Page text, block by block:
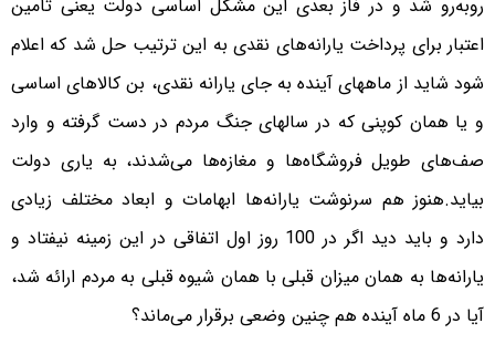
رو‌به‌رو شد و در فاز بعدی این مشکل اساسی دولت یعنی تامین
اعتبار برای پرداخت یارانه‌های نقدی به این ترتیب حل شد که اعلام
شود شاید از ماههای آینده به جای یارانه نقدی، بن کالاهای اساسی
و یا‌‌ همان کوپنی که در سالهای جنگ مردم در دست گرفته و وارد
صف‌های طویل فروشگاه‌ها و مغازه‌ها می‌شدند، به یاری دولت
بیاید.هنوز هم سرنوشت یارانه‌ها ابهامات و ابعاد مختلف زیادی
دارد و باید دید اگر در 100 روز اول اتفاقی در این زمینه نیفتاد و
یارانه‌ها به‌‌ همان میزان قبلی با‌‌ همان شیوه قبلی به مردم ارائه شد،
آیا در 6 ماه آینده هم چنین وضعی برقرار می‌ماند؟